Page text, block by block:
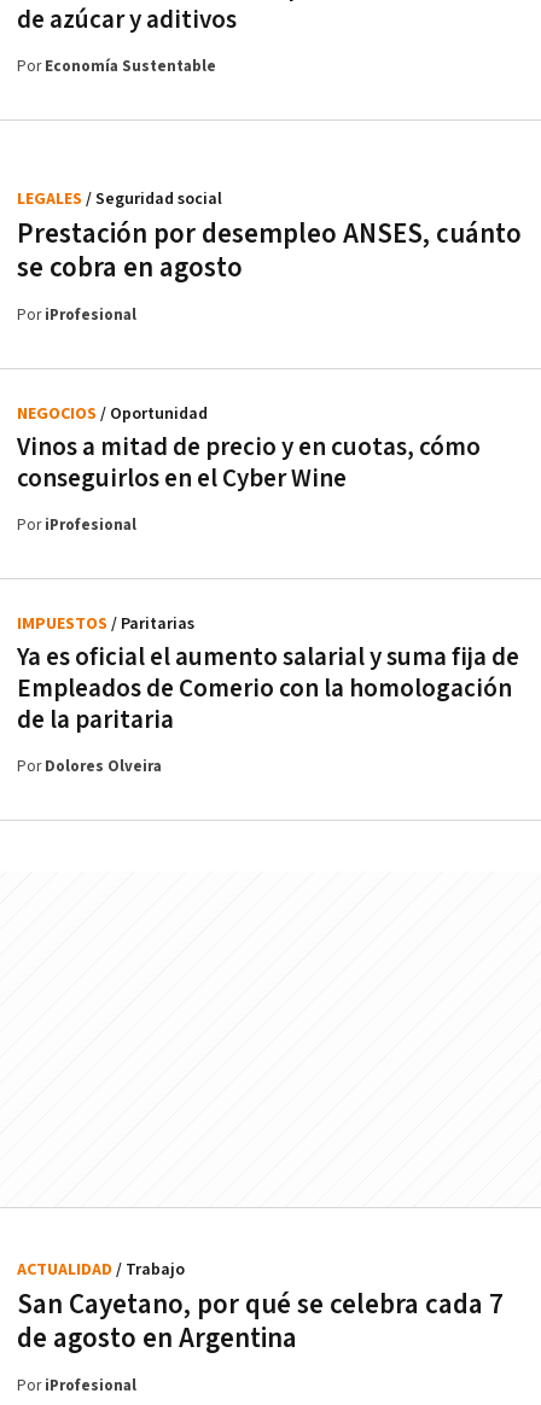
de azúcar y aditivos
PorEconomía Sustentable
Prestación por desempleo ANSES, cuánto
se cobra en agosto
LEGALES / Seguridad social
PoriProfesional
Vinos a mitad de precio y en cuotas, cómo
conseguirlos en el Cyber Wine
NEGOCIOS / Oportunidad
PoriProfesional
Ya es oficial el aumento salarial y suma fija de
Empleados de Comerio con la homologación
de la paritaria
IMPUESTOS / Paritarias
PorDolores Olveira
San Cayetano, por qué se celebra cada 7
de agosto en Argentina
ACTUALIDAD / Trabajo
PoriProfesional